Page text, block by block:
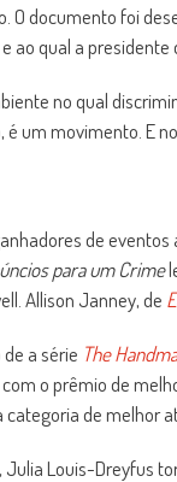
O documento foi
ao qual a
no qual
um movimento. E
de
para um Crime
Allison Janney, de
a série The
o prêmio de
categoria de melhor
Julia Louis-Dreyfus